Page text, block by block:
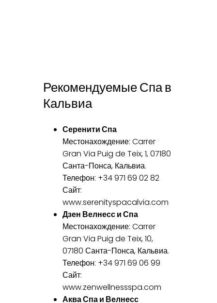
Рекомендуемые Спа в
Кальвиа
Серенити Спа
Местонахождение: Carrer
Gran Via Puig de Teix, 1, 07180
Санта-Понса, Кальвиа.
Телефон: +34 971 69 02 82
Сайт:
www.serenityspacalvia.com
Дзен Велнесс и Спа
Местонахождение: Carrer
Gran Via Puig de Teix, 10,
07180 Санта-Понса, Кальвиа.
Телефон: +34 971 69 06 99
Сайт:
www.zenwellnessspa.com
Аква Спа и Велнесс